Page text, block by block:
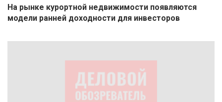
На рынке курортной недвижимости появляются
модели ранней доходности для инвесторов